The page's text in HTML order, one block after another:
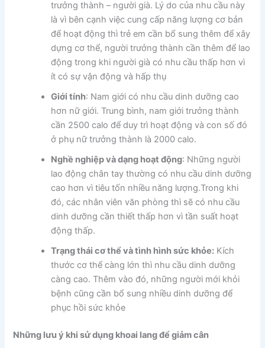
trưởng thành – người già. Lý do của nhu cầu này
là vì bên cạnh việc cung cấp năng lượng cơ bản
để hoạt động thì trẻ em cần bổ sung thêm để xây
dựng cơ thể, người trưởng thành cần thêm để lao
động trong khi người già có nhu cầu thấp hơn vì
ít có sự vận động và hấp thụ
Giới tính: Nam giới có nhu cầu dinh dưỡng cao
hơn nữ giới. Trung bình, nam giới trưởng thành
cần 2500 calo để duy trì hoạt động và con số đó
ở phụ nữ trưởng thành là 2000 calo.
Nghề nghiệp và dạng hoạt động: Những người
lao động chân tay thường có nhu cầu dinh dưỡng
cao hơn vì tiêu tốn nhiều năng lượng.Trong khi
đó, các nhân viên văn phòng thì sẽ có nhu cầu
dinh dưỡng cần thiết thấp hơn vì tần suất hoạt
động thấp.
Trạng thái cơ thể và tình hình sức khỏe: Kích
thước cơ thể càng lớn thì nhu cầu dinh dưỡng
càng cao. Thêm vào đó, những người mới khỏi
bệnh cũng cần bổ sung nhiều dinh dưỡng để
phục hồi sức khỏe
Những lưu ý khi sử dụng khoai lang để giảm cân